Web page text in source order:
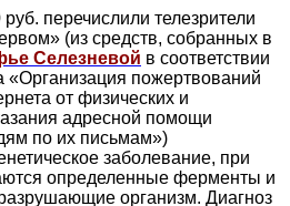
перечислили телезрители
(из средств, собранных в
Селезневой в соответствии
пожертвований
от физических и
адресной помощи
по их письмам»)
заболевание, при
определенные ферменты и
организм. Диагноз